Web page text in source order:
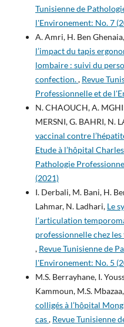
Tunisienne de
l'Environement: No. 7
A. Amri, H. Ben
l’impact du tapis
lombaire : suivi du
confection., Revue
Professionnelle et de
N. CHAOUCH, A.
MERSNI, G. BAHRI, N.
vaccinal contre
Etude à l’hôpital
Pathologie
(2021)
I. Derbali, M. Bani, H.
Lahmar, N. Ladhari, Le
l’articulation
professionnelle chez
, Revue Tunisienne de
l'Environement: No. 5
M.S. Berrayhane, I.
Kammoun, M.S. Mbazaa,
colligés à l’hôpital
cas, Revue Tunisienne